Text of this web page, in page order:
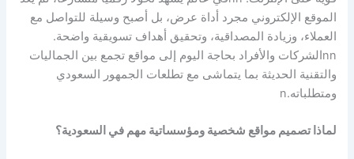
الموقع الإلكتروني مجرد أداة عرض، بل أصبح وسيلة للتواصل مع
العملاء، وزيادة المصداقية، وتحقيق أهداف تسويقية واضحة.
nnالشركات والأفراد بحاجة اليوم إلى مواقع تجمع بين الجماليات
والتقنية الحديثة بما يتماشى مع تطلعات الجمهور السعودي
ومتطلباته.n
لماذا تصميم مواقع شخصية ومؤسساتية مهم في السعودية؟